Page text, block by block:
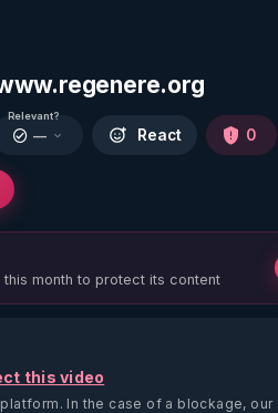
Relevant?
— React 0
this month to protect its content
this video
In the case of a blockage,